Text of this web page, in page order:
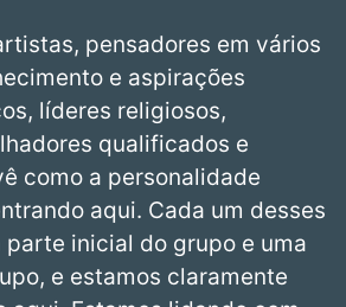
pensadores em vários
e aspirações
líderes religiosos,
qualificados e
como a personalidade
aqui. Cada um desses
inicial do grupo e uma
e estamos claramente